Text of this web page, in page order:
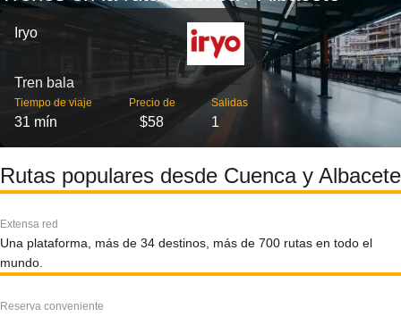
Iryo
Tren bala
Tiempo de viaje
31 mín
Precio de
$58
Salidas
1
Rutas populares desde Cuenca y Albacete
Extensa red
Una plataforma, más de 34 destinos, más de 700 rutas en todo el
mundo.
Reserva conveniente